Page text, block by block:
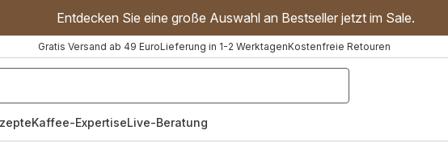
Entdecken Sie eine große Auswahl an Bestseller jetzt im Sale.
Gratis Versand ab 49 EuroLieferung in 1-2 WerktagenKostenfreie Retouren
Kaffee-ExpertiseLive-Beratung